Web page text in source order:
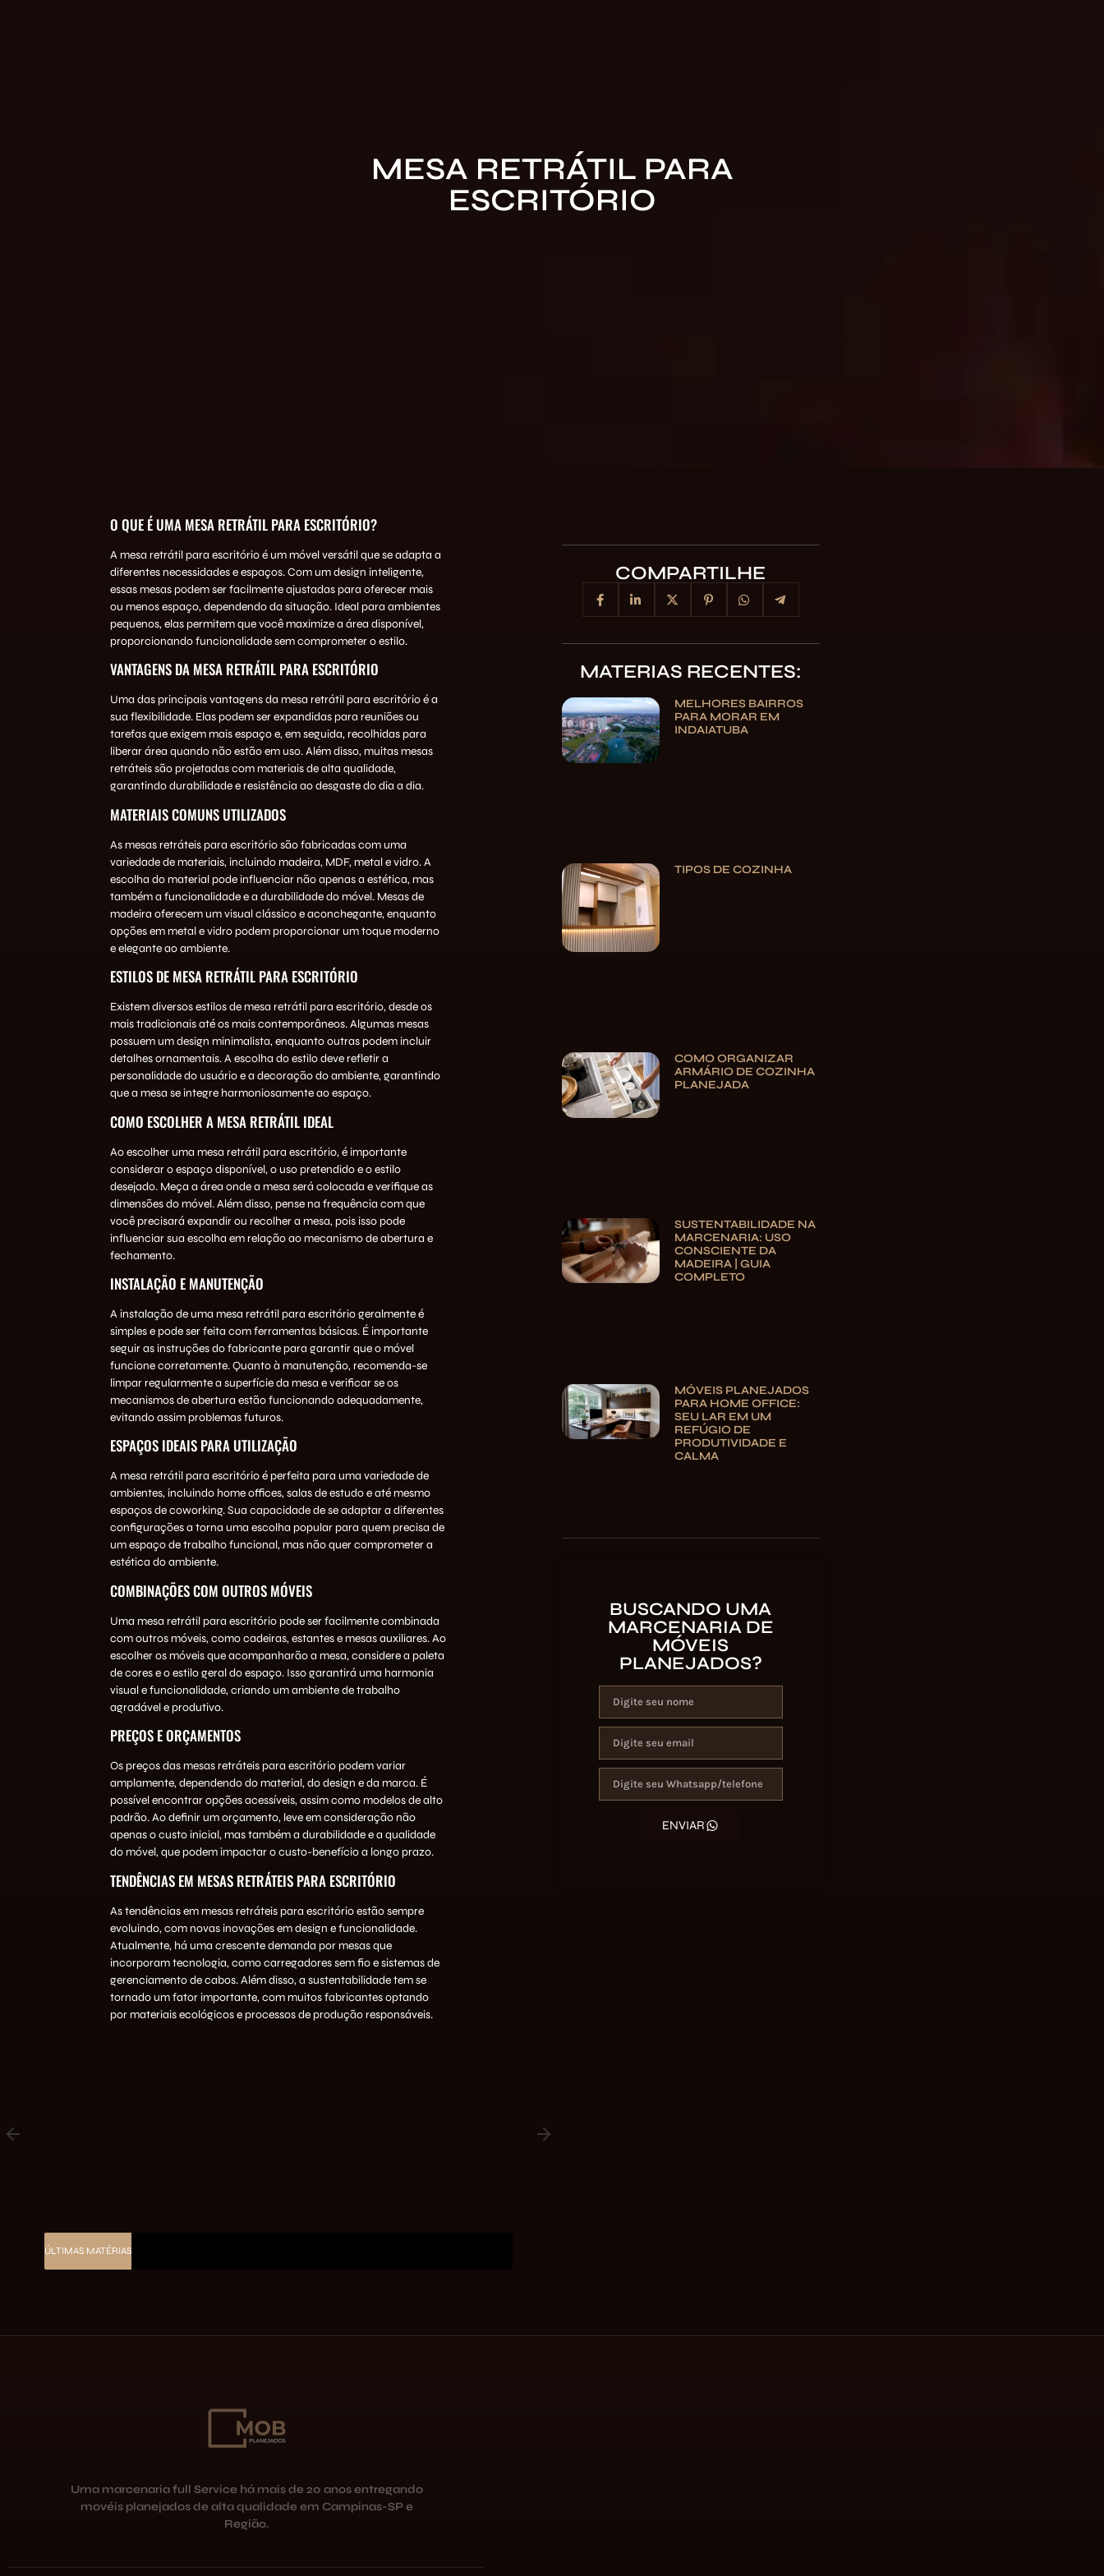
MESA RETRÁTIL PARA
ESCRITÓRIO
O QUE É UMA MESA RETRÁTIL PARA ESCRITÓRIO?
A mesa retrátil para escritório é um móvel versátil que se adapta a
diferentes necessidades e espaços. Com um design inteligente,
essas mesas podem ser facilmente ajustadas para oferecer mais
ou menos espaço, dependendo da situação. Ideal para ambientes
pequenos, elas permitem que você maximize a área disponível,
proporcionando funcionalidade sem comprometer o estilo.
VANTAGENS DA MESA RETRÁTIL PARA ESCRITÓRIO
Uma das principais vantagens da mesa retrátil para escritório é a
sua flexibilidade. Elas podem ser expandidas para reuniões ou
tarefas que exigem mais espaço e, em seguida, recolhidas para
liberar área quando não estão em uso. Além disso, muitas mesas
retráteis são projetadas com materiais de alta qualidade,
garantindo durabilidade e resistência ao desgaste do dia a dia.
MATERIAIS COMUNS UTILIZADOS
As mesas retráteis para escritório são fabricadas com uma
variedade de materiais, incluindo madeira, MDF, metal e vidro. A
escolha do material pode influenciar não apenas a estética, mas
também a funcionalidade e a durabilidade do móvel. Mesas de
madeira oferecem um visual clássico e aconchegante, enquanto
opções em metal e vidro podem proporcionar um toque moderno
e elegante ao ambiente.
ESTILOS DE MESA RETRÁTIL PARA ESCRITÓRIO
Existem diversos estilos de mesa retrátil para escritório, desde os
mais tradicionais até os mais contemporâneos. Algumas mesas
possuem um design minimalista, enquanto outras podem incluir
detalhes ornamentais. A escolha do estilo deve refletir a
personalidade do usuário e a decoração do ambiente, garantindo
que a mesa se integre harmoniosamente ao espaço.
COMO ESCOLHER A MESA RETRÁTIL IDEAL
Ao escolher uma mesa retrátil para escritório, é importante
considerar o espaço disponível, o uso pretendido e o estilo
desejado. Meça a área onde a mesa será colocada e verifique as
dimensões do móvel. Além disso, pense na frequência com que
você precisará expandir ou recolher a mesa, pois isso pode
influenciar sua escolha em relação ao mecanismo de abertura e
fechamento.
INSTALAÇÃO E MANUTENÇÃO
A instalação de uma mesa retrátil para escritório geralmente é
simples e pode ser feita com ferramentas básicas. É importante
seguir as instruções do fabricante para garantir que o móvel
funcione corretamente. Quanto à manutenção, recomenda-se
limpar regularmente a superfície da mesa e verificar se os
mecanismos de abertura estão funcionando adequadamente,
evitando assim problemas futuros.
ESPAÇOS IDEAIS PARA UTILIZAÇÃO
A mesa retrátil para escritório é perfeita para uma variedade de
ambientes, incluindo home offices, salas de estudo e até mesmo
espaços de coworking. Sua capacidade de se adaptar a diferentes
configurações a torna uma escolha popular para quem precisa de
um espaço de trabalho funcional, mas não quer comprometer a
estética do ambiente.
COMBINAÇÕES COM OUTROS MÓVEIS
Uma mesa retrátil para escritório pode ser facilmente combinada
com outros móveis, como cadeiras, estantes e mesas auxiliares. Ao
escolher os móveis que acompanharão a mesa, considere a paleta
de cores e o estilo geral do espaço. Isso garantirá uma harmonia
visual e funcionalidade, criando um ambiente de trabalho
agradável e produtivo.
PREÇOS E ORÇAMENTOS
Os preços das mesas retráteis para escritório podem variar
amplamente, dependendo do material, do design e da marca. É
possível encontrar opções acessíveis, assim como modelos de alto
padrão. Ao definir um orçamento, leve em consideração não
apenas o custo inicial, mas também a durabilidade e a qualidade
do móvel, que podem impactar o custo-benefício a longo prazo.
TENDÊNCIAS EM MESAS RETRÁTEIS PARA ESCRITÓRIO
As tendências em mesas retráteis para escritório estão sempre
evoluindo, com novas inovações em design e funcionalidade.
Atualmente, há uma crescente demanda por mesas que
incorporam tecnologia, como carregadores sem fio e sistemas de
gerenciamento de cabos. Além disso, a sustentabilidade tem se
tornado um fator importante, com muitos fabricantes optando
por materiais ecológicos e processos de produção responsáveis.
ÚLTIMAS MATÉRIAS
COMPARTILHE
MATERIAS RECENTES:
MELHORES BAIRROS
PARA MORAR EM
INDAIATUBA
TIPOS DE COZINHA
COMO ORGANIZAR
ARMÁRIO DE COZINHA
PLANEJADA
SUSTENTABILIDADE NA
MARCENARIA: USO
CONSCIENTE DA
MADEIRA | GUIA
COMPLETO
MÓVEIS PLANEJADOS
PARA HOME OFFICE:
SEU LAR EM UM
REFÚGIO DE
PRODUTIVIDADE E
CALMA
BUSCANDO UMA
MARCENARIA DE
MÓVEIS
PLANEJADOS?
ENVIAR
Uma marcenaria full Service há mais de 20 anos entregando
movéis planejados de alta qualidade em Campinas-SP e
Região.